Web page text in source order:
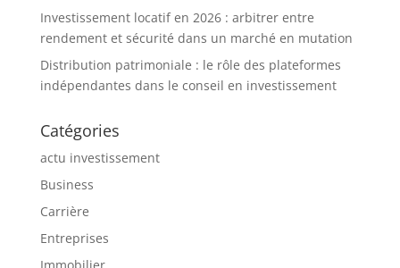
Investissement locatif en 2026 : arbitrer entre
rendement et sécurité dans un marché en mutation
Distribution patrimoniale : le rôle des plateformes
indépendantes dans le conseil en investissement
Catégories
actu investissement
Business
Carrière
Entreprises